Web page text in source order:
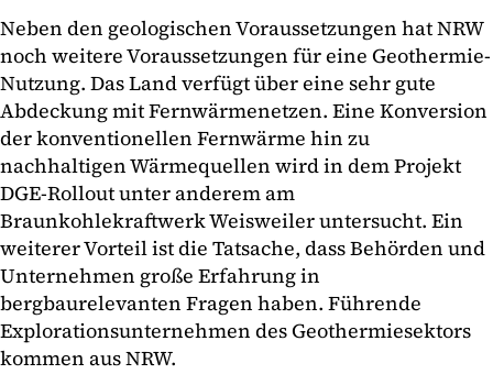
Neben den geologischen Voraussetzungen hat NRW
noch weitere Voraussetzungen für eine Geothermie-
Nutzung. Das Land verfügt über eine sehr gute
Abdeckung mit Fernwärmenetzen. Eine Konversion
der konventionellen Fernwärme hin zu
nachhaltigen Wärmequellen wird in dem Projekt
DGE-Rollout unter anderem am
Braunkohlekraftwerk Weisweiler untersucht. Ein
weiterer Vorteil ist die Tatsache, dass Behörden und
Unternehmen große Erfahrung in
bergbaurelevanten Fragen haben. Führende
Explorationsunternehmen des Geothermiesektors
kommen aus NRW.